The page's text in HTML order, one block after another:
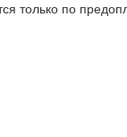
только по